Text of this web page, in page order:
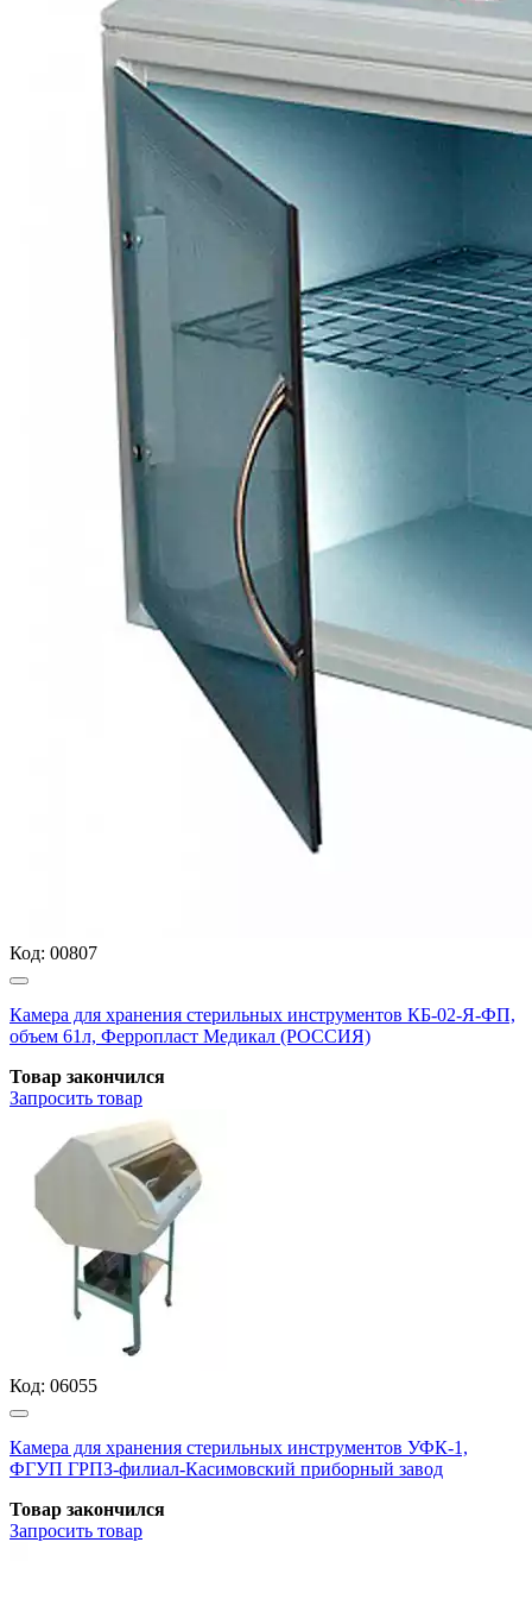
Код: 00807
Камера для хранения стерильных инструментов КБ-02-Я-ФП,
объем 61л, Ферропласт Медикал (РОССИЯ)
Товар закончился
Запросить товар
Код: 06055
Камера для хранения стерильных инструментов УФК-1,
ФГУП ГРПЗ-филиал-Касимовский приборный завод
Товар закончился
Запросить товар